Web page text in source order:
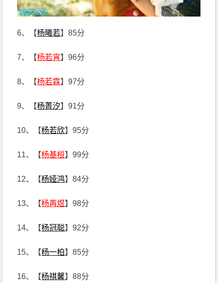
6、【杨曦若】85分
7、【杨若宵】96分
8、【杨若霖】97分
9、【杨菁汐】91分
10、【杨若欣】95分
11、【杨基桓】99分
12、【杨娅鸿】84分
13、【杨苒煜】98分
14、【杨冠聪】92分
15、【杨一柏】85分
16、【杨祺馨】88分